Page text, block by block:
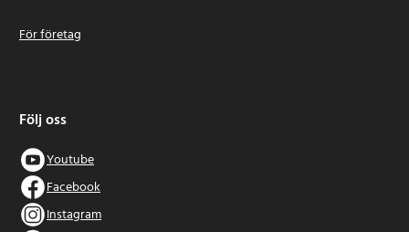
För företag
Följ oss
Youtube
Facebook
Instagram